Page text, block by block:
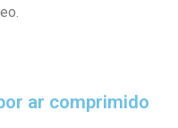
ar comprimido